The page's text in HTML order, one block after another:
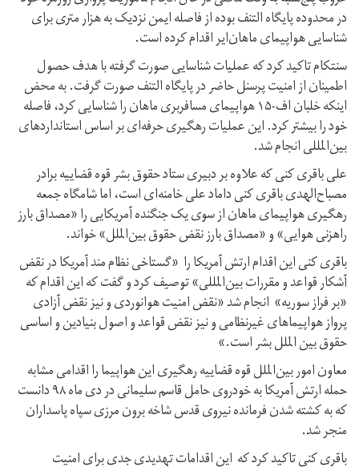
در محدوده پایگاه التنف بوده از فاصله ایمن نزدیک به هزار متری برای
شناسایی هواپیمای ماهان‌ایر اقدام کرده است.
سنتکام تاکید کرد که عملیات شناسایی صورت گرفته با هدف حصول
اطمینان از امنیت پرسنل حاضر در پایگاه التنف صورت گرفت. به محض
اینکه خلبان اف-۱۵ هواپیمای مسافربری ماهان را شناسایی کرد، فاصله
خود را بیشتر کرد. این عملیات رهگیری حرفه‌ای بر اساس استانداردهای
بین‌المللی انجام شد.
علی باقری کنی که علاوه بر دبیری ستاد حقوق بشر قوه قضاییه برادر
مصباح‌الهدی باقری کنی داماد علی خامنه‌ای است، اما شامگاه جمعه
رهگیری هواپیمای ماهان از سوی یک جنگنده آمریکایی را «مصداق بارز
راهزنی هوایی» و «مصداق بارز نقض حقوق بین‌الملل» خواند.
باقری کنی این اقدام ارتش آمریکا را «گستاخی نظام مند آمریکا در نقض
آشکار قواعد و مقررات بین‌المللی» توصیف کرد و گفت که این اقدام که
«بر فراز سوریه» انجام شد «نقض امنیت هوانوردی و نیز نقض آزادی
پرواز هواپیماهای غیرنظامی و نیز نقض قواعد و اصول بنیادین و اساسی
حقوق بین الملل بشر است.»
معاون امور بین‌الملل قوه قضاییه رهگیری این هواپیما را اقدامی مشابه
حمله ارتش آمریکا به خودروی حامل قاسم سلیمانی در دی ماه ۹۸ دانست
که به کشته شدن فرمانده نیروی قدس شاخه برون مرزی سپاه پاسداران
منجر شد.
باقری کنی تاکید کرد که این اقدامات تهدیدی جدی برای امنیت